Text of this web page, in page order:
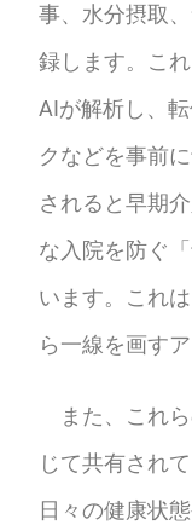
事、水分摂取
録します。こ
AIが解析し、
クなどを事前
されると早期
な入院を防ぐ
います。これ
ら一線を画す
また、これら
じて共有され
日々の健康状